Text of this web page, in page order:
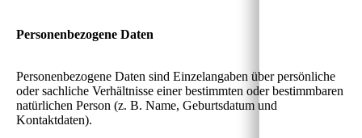
Personenbezogene Daten
Personenbezogene Daten sind Einzelangaben über persönliche
oder sachliche Verhältnisse einer bestimmten oder bestimmbaren
natürlichen Person (z. B. Name, Geburtsdatum und
Kontaktdaten).